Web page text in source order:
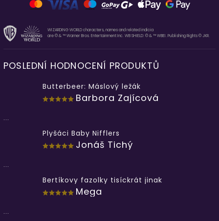
WIZARDING WORLD characters, names and related indicia
are © & ™ Warner Bros. Entertainment Inc. WB SHIELD: © & ™ WBEI. Publishing Rights © JKR.
POSLEDNÍ HODNOCENÍ PRODUKTŮ
Butterbeer: Máslový ležák
Barbora Zajícová
...
Plyšáci Baby Nifflers
Jonáš Tichý
...
Bertíkovy fazolky tisíckrát jinak
Mega
...